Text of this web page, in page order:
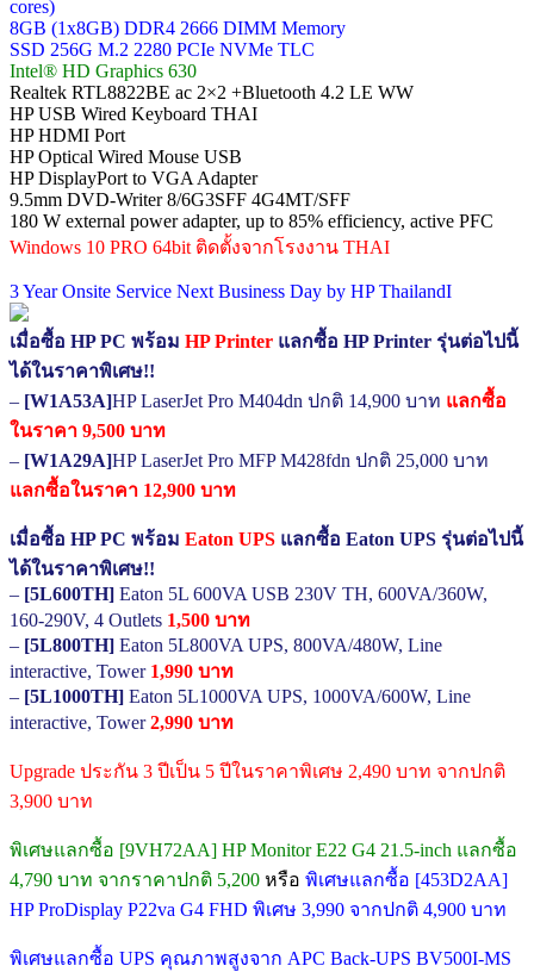
cores)
8GB (1x8GB) DDR4 2666 DIMM Memory
SSD 256G M.2 2280 PCIe NVMe TLC
Intel® HD Graphics 630
Realtek RTL8822BE ac 2×2 +Bluetooth 4.2 LE WW
HP USB Wired Keyboard THAI
HP HDMI Port
HP Optical Wired Mouse USB
HP DisplayPort to VGA Adapter
9.5mm DVD-Writer 8/6G3SFF 4G4MT/SFF
180 W external power adapter, up to 85% efficiency, active PFC
Windows 10 PRO 64bit ติดตั้งจากโรงงาน THAI
3 Year Onsite Service Next Business Day by HP ThailandI
เมื่อซื้อ HP PC พร้อม HP Printer แลกซื้อ HP Printer รุ่นต่อไปนี้
ได้ในราคาพิเศษ!!
– [W1A53A]HP LaserJet Pro M404dn ปกติ 14,900 บาท แลกซื้อ
ในราคา 9,500 บาท
– [W1A29A]HP LaserJet Pro MFP M428fdn ปกติ 25,000 บาท
แลกซื้อในราคา 12,900 บาท
เมื่อซื้อ HP PC พร้อม Eaton UPS แลกซื้อ Eaton UPS รุ่นต่อไปนี้
ได้ในราคาพิเศษ!!
– [5L600TH] Eaton 5L 600VA USB 230V TH, 600VA/360W,
160-290V, 4 Outlets 1,500 บาท
– [5L800TH] Eaton 5L800VA UPS, 800VA/480W, Line
interactive, Tower 1,990 บาท
– [5L1000TH] Eaton 5L1000VA UPS, 1000VA/600W, Line
interactive, Tower2,990 บาท
Upgrade ประกัน 3 ปีเป็น 5 ปีในราคาพิเศษ 2,490 บาท จากปกติ
3,900 บาท
พิเศษแลกซื้อ [9VH72AA] HP Monitor E22 G4 21.5-inch แลกซื้อ
4,790 บาท จากราคาปกติ 5,200 หรือ พิเศษแลกซื้อ [453D2AA]
HP ProDisplay P22va G4 FHD พิเศษ 3,990 จากปกติ 4,900 บาท
พิเศษแลกซื้อ UPS คุณภาพสูงจาก APC Back-UPS BV500I-MS